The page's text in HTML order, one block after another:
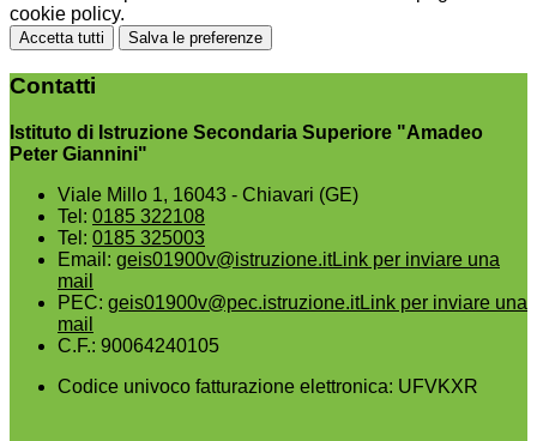
cookie policy.
Accetta tutti Salva le preferenze
Contatti
Istituto di Istruzione Secondaria Superiore "Amadeo
Peter Giannini"
Viale Millo 1, 16043 - Chiavari (GE)
Tel: 0185 322108
Tel: 0185 325003
Email: geis01900v@istruzione.itLink per inviare una
mail
PEC: geis01900v@pec.istruzione.itLink per inviare una
mail
C.F.: 90064240105
Codice univoco fatturazione elettronica: UFVKXR